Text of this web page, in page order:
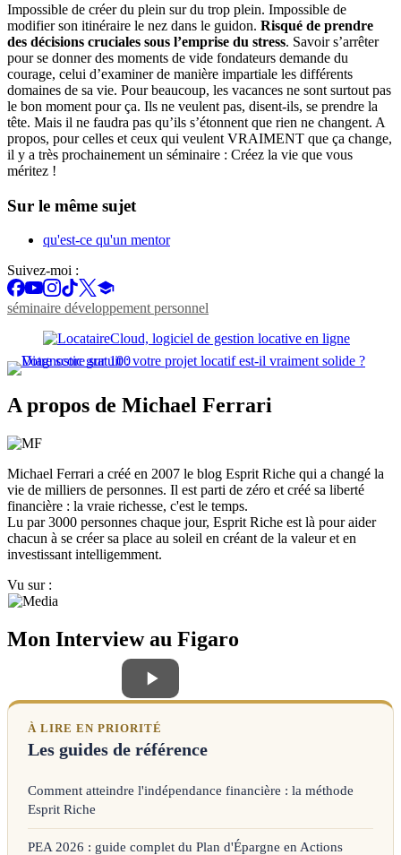
Impossible de créer du plein sur du trop plein. Impossible de
modifier son itinéraire le nez dans le guidon. Risqué de prendre
des décisions cruciales sous l’emprise du stress. Savoir s’arrêter
pour se donner des moments de vide fondateurs demande du
courage, celui d’examiner de manière impartiale les différents
domaines de sa vie. Pour beaucoup, les vacances ne sont surtout pas
le bon moment pour ça. Ils ne veulent pas, disent-ils, se prendre la
tête. Mais il ne faudra pas qu’ils s’étonnent que rien ne changent. A
propos, pour celles et ceux qui veulent VRAIMENT que ça change,
il y a très prochainement un séminaire : Créez la vie que vous
méritez !
Sur le même sujet
qu'est-ce qu'un mentor
Suivez-moi :
séminaire développement personnel
A propos de Michael Ferrari
Michael Ferrari a créé en 2007 le blog Esprit Riche qui a changé la
vie de milliers de personnes. Il est parti de zéro et créé sa liberté
financière : la vraie richesse, c'est le temps.
Lu par 3000 personnes chaque jour, Esprit Riche est là pour aider
chacun à se créer sa place au soleil en créant de la valeur et en
investissant intelligemment.
Vu sur :
Mon Interview au Figaro
À LIRE EN PRIORITÉ
Les guides de référence
Comment atteindre l'indépendance financière : la méthode
Esprit Riche
PEA 2026 : guide complet du Plan d'Épargne en Actions